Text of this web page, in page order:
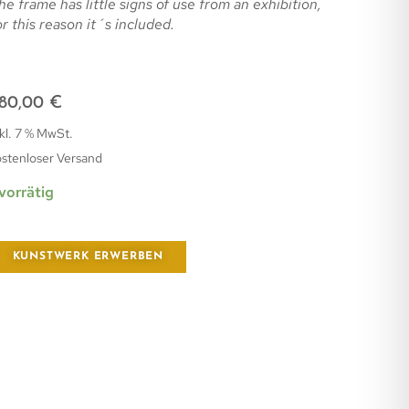
frame has little signs of use from an exhibition,
this reason it´s included.
€
7 % MwSt.
Versand
KUNSTWERK ERWERBEN